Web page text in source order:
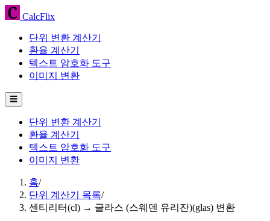
CalcFlix
단위 변환 계산기
환율 계산기
텍스트 암호화 도구
이미지 변환
☰
단위 변환 계산기
환율 계산기
텍스트 암호화 도구
이미지 변환
홈/
단위 계산기 목록/
센티리터(cl) → 글라스 (스웨덴 유리잔)(glas) 변환